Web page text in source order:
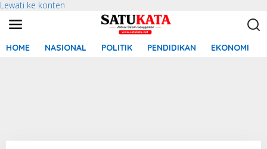
Lewati ke konten
HOME NASIONAL POLITIK PENDIDIKAN EKONOMI